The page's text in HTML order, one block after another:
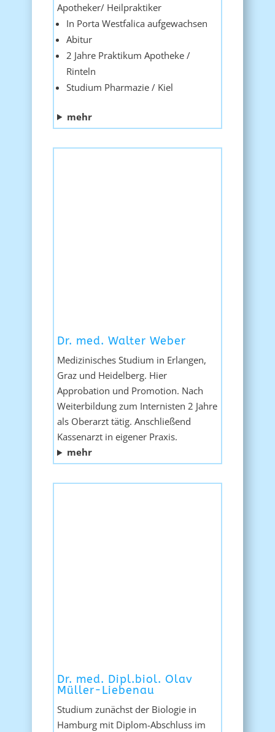
Apotheker/ Heilpraktiker
In Porta Westfalica aufgewachsen
Abitur
2 Jahre Praktikum Apotheke /
Rinteln
Studium Pharmazie / Kiel
mehr
Dr. med. Walter Weber
Medizinisches Studium in Erlangen,
Graz und Heidelberg. Hier
Approbation und Promotion. Nach
Weiterbildung zum Internisten 2 Jahre
als Oberarzt tätig. Anschließend
Kassenarzt in eigener Praxis.
mehr
Dr. med. Dipl.biol. Olav
Müller-Liebenau
Studium zunächst der Biologie in
Hamburg mit Diplom-Abschluss im